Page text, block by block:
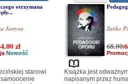
otrzymana
Justyna
zł
Nowość
stanowi
Zańko
68.00/
Książka jest
napisanym przez